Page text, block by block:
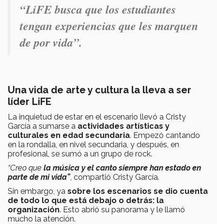
“LiFE busca que los estudiantes
tengan experiencias que les marquen
de por vida”.
Una vida de arte y cultura la lleva a ser
líder LiFE
La inquietud de estar en el escenario llevó a Cristy
García a sumarse a actividades artísticas y
culturales en edad secundaria. Empezó cantando
en la rondalla, en nivel secundaria, y después, en
profesional, se sumó a un grupo de rock.
“Creo que la música y el canto siempre han estado en
parte de mi vida”, compartió Cristy García.
Sin embargo, ya sobre los escenarios se dio cuenta
de todo lo que está debajo o detrás: la
organización. Esto abrió su panorama y le llamó
mucho la atención.